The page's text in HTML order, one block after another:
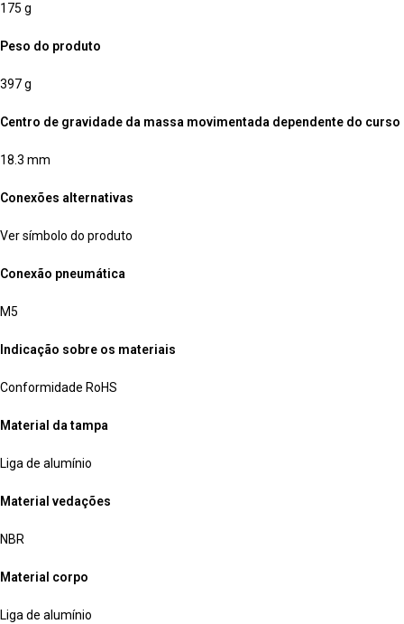
175 g
Peso do produto
397 g
Centro de gravidade da massa movimentada dependente do curso
18.3 mm
Conexões alternativas
Ver símbolo do produto
Conexão pneumática
M5
Indicação sobre os materiais
Conformidade RoHS
Material da tampa
Liga de alumínio
Material vedações
NBR
Material corpo
Liga de alumínio